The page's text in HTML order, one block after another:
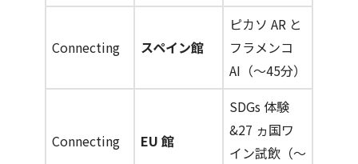
Connecting スペイン館
ピカソ AR と
フラメンコ
AI（～45分）
Connecting EU 館
SDGs 体験
&27 ヵ国ワ
イン試飲（～